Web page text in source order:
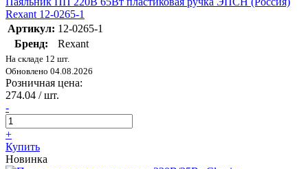
Rexant 12-0265-1
Артикул: 12-0265-1
Бренд:
Rexant
На складе 12 шт.
Обновлено 04.08.2026
Розничная цена:
274.04 / шт.
-
+
Купить
Новинка